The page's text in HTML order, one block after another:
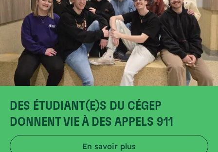
DES ÉTUDIANT(E)S DU CÉGEP
DONNENT VIE À DES APPELS 911
En savoir plus